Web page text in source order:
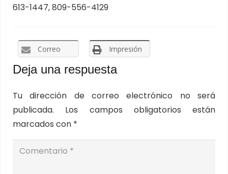
613-1447, 809-556-4129
Correo Impresión
Deja una respuesta
Tu dirección de correo electrónico no será
publicada.
Los campos obligatorios están
marcados con *